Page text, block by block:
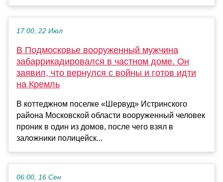
17:00, 22 Июл
В Подмосковье вооруженный мужчина
забаррикадировался в частном доме. Он
заявил, что вернулся с войны и готов идти
на Кремль
В коттеджном поселке «Шервуд» Истринского
района Московской области вооруженный человек
проник в один из домов, после чего взял в
заложники полицейск...
06:00, 16 Сен